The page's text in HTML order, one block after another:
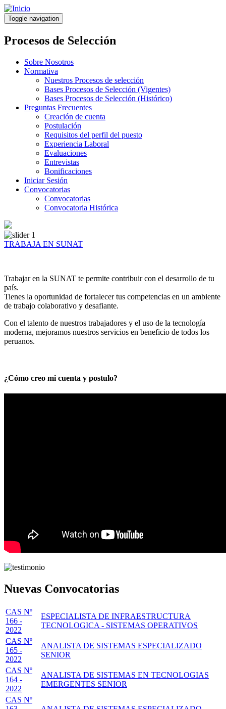
Pasar
al
contenido
principal
Toggle navigation
Procesos de Selección
Sobre Nosotros
Normativa
Nuestros Procesos de selección
Bases Procesos de Selección (Vigentes)
Bases Procesos de Selección (Histórico)
Preguntas Frecuentes
Creación de cuenta
Postulación
Requisitos del perfil del puesto
Experiencia Laboral
Evaluaciones
Entrevistas
Bonificaciones
Iniciar Sesión
Convocatorias
Convocatorias
Convocatoria Histórica
TRABAJA EN SUNAT
Trabajar en la SUNAT te permite contribuir con el desarrollo de tu
país.
Tienes la oportunidad de fortalecer tus competencias en un ambiente
de trabajo colaborativo y desafiante.
Con el talento de nuestros trabajadores y el uso de la tecnología
moderna, mejoramos nuestros servicios en beneficio de todos los
peruanos.
¿Cómo creo mi cuenta y postulo?
Nuevas Convocatorias
CAS Nº
166 -
2022
ESPECIALISTA DE INFRAESTRUCTURA
TECNOLOGICA - SISTEMAS OPERATIVOS
CAS Nº
165 -
2022
ANALISTA DE SISTEMAS ESPECIALIZADO
SENIOR
CAS Nº
164 -
2022
ANALISTA DE SISTEMAS EN TECNOLOGIAS
EMERGENTES SENIOR
CAS Nº